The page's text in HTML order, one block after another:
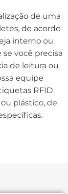
de uma
de acordo
interno ou
você precisa
de leitura ou
equipe
RFID
plástico, de